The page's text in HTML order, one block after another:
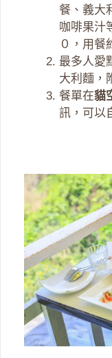
餐、義大
咖啡果汁
０，用餐
最多人愛
大利麵，
餐單在貓
訊，可以